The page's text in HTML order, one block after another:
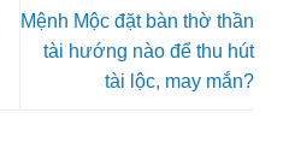
Mệnh Mộc đặt bàn thờ thần
tài hướng nào để thu hút
tài lộc, may mắn?